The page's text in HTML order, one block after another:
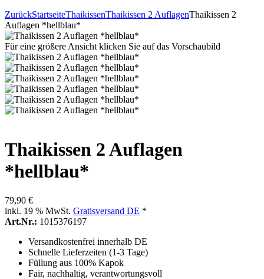
ZurückStartseiteThaikissenThaikissen 2 AuflagenThaikissen 2
Auflagen *hellblau*
Für eine größere Ansicht klicken Sie auf das Vorschaubild
Thaikissen 2 Auflagen
*hellblau*
79,90 €
inkl. 19 % MwSt. Gratisversand DE *
Art.Nr.: 1015376197
Versandkostenfrei innerhalb DE
Schnelle Lieferzeiten (1-3 Tage)
Füllung aus 100% Kapok
Fair, nachhaltig, verantwortungsvoll